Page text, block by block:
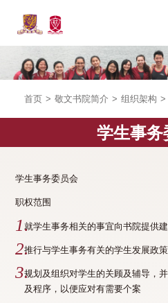
首页 > 敬文书院简介 > 组织架构 >
学生事务
学生事务委员会
职权范围
就学生事务相关的事宜向书院提供
推行与学生事务有关的学生发展政
规划及组织对学生的关顾及辅导，
及程序，以便应对有需要个案